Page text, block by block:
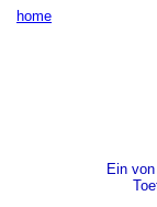
home
Ein